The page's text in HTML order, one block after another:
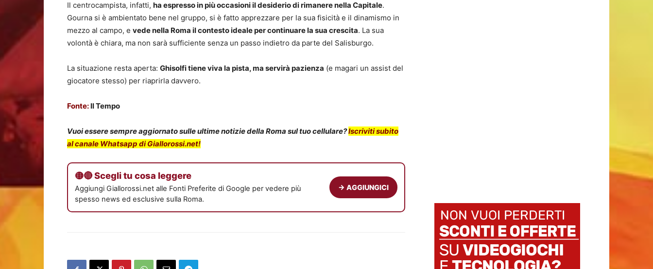
Il centrocampista, infatti, ha espresso in più occasioni il desiderio di rimanere nella Capitale.
Gourna si è ambientato bene nel gruppo, si è fatto apprezzare per la sua fisicità e il dinamismo in
mezzo al campo, e vede nella Roma il contesto ideale per continuare la sua crescita. La sua
volontà è chiara, ma non sarà sufficiente senza un passo indietro da parte del Salisburgo.
La situazione resta aperta: Ghisolfi tiene viva la pista, ma servirà pazienza (e magari un assist del
giocatore stesso) per riaprirla davvero.
Fonte: Il Tempo
Vuoi essere sempre aggiornato sulle ultime notizie della Roma sul tuo cellulare?Iscriviti subito
al canale Whatsapp di Giallorossi.net!
🟡🔴 Scegli tu cosa leggere
Aggiungi Giallorossi.net alle Fonti Preferite di Google per vedere più
spesso news ed esclusive sulla Roma.
→ AGGIUNGICI